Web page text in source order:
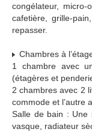
congélateur, micro-
cafetière, grille-
repasser.
Chambres à
1 chambre avec
(étagères et
2 chambres avec 2
commode et l’autre
Salle de bain : Une
vasque, radiateur